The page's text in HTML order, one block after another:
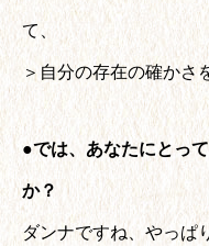
て、
＞自分の存在の確かさ
●では、あなたにとっ
か？
ダンナですね、やっぱ